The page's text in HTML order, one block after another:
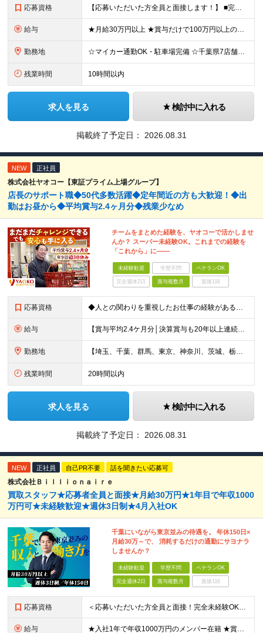
応募資格 【応募いただいた方全員と面接します！】 ■完全未経験OK ■転職回数・前職・スキル・学歴不問 ■20代～30代活躍中！ ★第二新卒も大歓迎 「新卒で入社したけど、環境が合わなくて早期に退職してしまっ
給与 ★月給30万円以上 ★賞与だけで100万円以上の支給実績も ★1年で年収1000万円のメンバー在籍 ★インセンティブで月20万円獲得した実績も 月給30万円～50万円＋賞与年1回（最大3カ月分）＋イ
勤務地 ☆マイカー通勤OK・駐車場完備 ☆千葉県7店舗で募集 ☆2026年新店舗立ち上げ店舗あり ☆転勤なし 本社、もしくは以下店舗での勤務になります。 【本社】 千葉県印旛郡酒々井町本佐倉457-2
残業時間 10時間以内
求人を見る 検討中に入れる
掲載終了予定日： 2026.08.31
NEW 正社員
株式会社ヤオコー【東証プライム上場グループ】
店長のサポート職◆50代多数活躍◆定年間近の方も大歓迎！◆出
勤はお昼から◆平均賞与2.4ヶ月分◆残業少なめ
チームをまとめた経験を、ヤオコーで活かしませ
んか？ スーパー未経験OK。これまでの経験を
「これから」に――
未経験歓迎 学歴不問 ベテランOK
完全週休2日 賞与複数月 面接1回
応募資格 ◆人との関わりを重視したお仕事の経験がある方 とくにチームをまとめた経験がある方を歓迎します ┗例えば… □スーパーマーケット・ホームセンター・ドラッグストアなどの 小売業でチームをまと
給与 【賞与平均2.4ケ月分│決算賞与も20年以上連続で支給中！】 ＜月収例＞ 月収29万円（地域限定正社員／残業代・各種手当含む） 月収26万円（契約社員／残業代・各種手当含む） ◆月給：月給258,
勤務地 【埼玉、千葉、群馬、東京、神奈川、茨城、栃木の各店舗で積極採用中！U・Iターン歓迎】 【群馬県】 安中/伊勢崎/太田/桐生/高崎/館林/富岡/ 中之条/藤岡/前橋 【茨城県】 古河/取手/竜ヶ崎
残業時間 20時間以内
求人を見る 検討中に入れる
掲載終了予定日： 2026.08.31
NEW 正社員 自己PR不要 話を聞きたい応募可
株式会社Ｂｉｌｌｉｏｎａｉｒｅ
買取スタッフ★応募者全員と面接★月給30万円★1年目で年収1000
万円可★未経験歓迎★週休3日制★4月入社OK
千葉にいながら東京並みの待遇を。 年休150日×
月給30万～で、 消耗するだけの通勤にサヨナラ
しませんか？
未経験歓迎 学歴不問 ベテランOK
完全週休2日 賞与複数月 面接1回
応募資格 ＜応募いただいた方全員と面接！完全未経験OK＞ ★第二新卒・ブランクOK ★転職回数・スキル不問 ★学歴不問 ◎第二新卒も大歓迎 「新卒で入社したけど、環境が合わなくて早期に退職してしまった」 とい
給与 ★入社1年で年収1000万円のメンバー在籍 ★賞与だけで100万円以上の支給実績も ★月給30万円以上 月給30万円～50万円＋賞与年1回（最大3カ月分）＋インセンティブ＋各種手当 ※研修期間中は